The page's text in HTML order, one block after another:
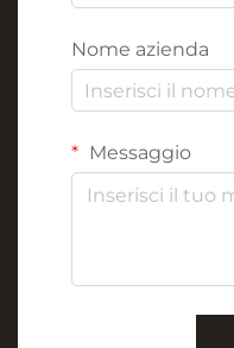
Nome azienda
Messaggio